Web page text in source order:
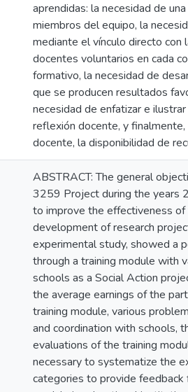
aprendidas: la necesidad de
miembros del equipo, la
mediante el vínculo directo con
docentes voluntarios en cada
formativo, la necesidad de
que se producen resultados
necesidad de enfatizar e
reflexión docente, y
docente, la disponibilidad de
ABSTRACT: The general
3259 Project during the years
to improve the effectiveness
development of research
experimental study, showed a
through a training module with
schools as a Social Action
the average earnings of the
training module, various
and coordination with schools,
evaluations of the training
necessary to systematize the
categories to provide